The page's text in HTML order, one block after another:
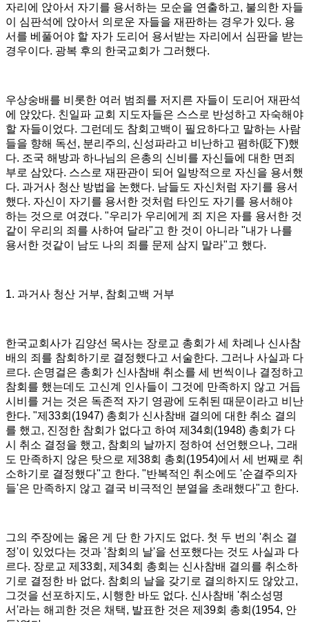
자리에 앉아서 자기를 용서하는 모순을 연출하고, 불의한 자들
이 심판석에 앉아서 의로운 자들을 재판하는 경우가 있다. 용
서를 베풀어야 할 자가 도리어 용서받는 자리에서 심판을 받는
경우이다. 광복 후의 한국교회가 그러했다.
우상숭배를 비롯한 여러 범죄를 저지른 자들이 도리어 재판석
에 앉았다. 친일파 교회 지도자들은 스스로 반성하고 자숙해야
할 자들이었다. 그런데도 참회고백이 필요하다고 말하는 사람
들을 향해 독선, 분리주의 , 신성파라고 비난하고 폄하(貶下)했
다. 조국 해방과 하나님의 은총의 신비를 자신들에 대한 면죄
부로 삼았다. 스스로 재판관이 되어 일방적으로 자신을 용서했
다. 과거사 청산 방법을 논했다. 남들도 자신처럼 자기를 용서
했다. 자신이 자기를 용서한 것처럼 타인도 자기를 용서해야
하는 것으로 여겼다. "우리가 우리에게 죄 지은 자를 용서한 것
같이 우리의 죄를 사하여 달라"고 한 것이 아니라 "내가 나를
용서한 것같이 남도 나의 죄를 문제 삼지 말라"고 했다.
1. 과거사 청산 거부, 참회고백 거부
한국교회사가 김양선 목사는 장로교 총회가 세 차례나 신사참
배의 죄를 참회하기로 결정했다고 서술한다. 그러나 사실과 다
르다. 손명걸은 총회가 신사참배 취소를 세 번씩이나 결정하고
참회를 했는데도 고신계 인사들이 그것에 만족하지 않고 거듭
시비를 거는 것은 독존적 자기 영광에 도취된 때문이라고 비난
한다. "제 33회 (1947) 총회가 신사참배 결의에 대한 취소 결의
를 했고, 진정한 참회가 없다고 하여 제 34회 (1948) 총회가 다
시 취소 결정을 했고, 참회의 날까지 정하여 선언했으나, 그래
도 만족하지 않은 탓으로 제 38회 총회 (1954)에서 세 번째로 취
소하기로 결정했다"고 한다. "반복적인 취소에도 '순결주의자
들'은 만족하지 않고 결국 비극적인 분열을 초래했다"고 한다.
그의 주장에는 옳은 게 단 한 가지도 없다. 첫 두 번의 '취소 결
정'이 있었다는 것과 '참회의 날'을 선포했다는 것도 사실과 다
르다. 장로교 제 33회 , 제 34회 총회는 신사참배 결의를 취소하
기로 결정한 바 없다. 참회의 날을 갖기로 결의하지도 않았고,
그것을 선포하지도, 시행한 바도 없다. 신사참배 '취소성명
서'라는 해괴한 것은 채택, 발표한 것은 제 39회 총회 (1954, 안